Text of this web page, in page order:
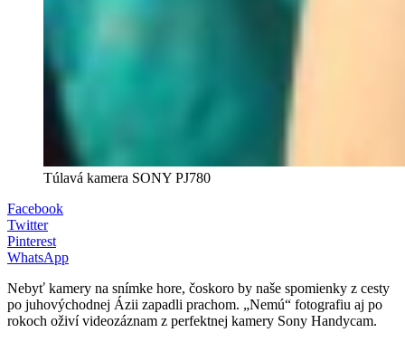
Túlavá kamera SONY PJ780
Facebook
Twitter
Pinterest
WhatsApp
Nebyť kamery na snímke hore, čoskoro by naše spomienky z cesty
po juhovýchodnej Ázii zapadli prachom. „Nemú“ fotografiu aj po
rokoch oživí videozáznam z perfektnej kamery Sony Handycam.